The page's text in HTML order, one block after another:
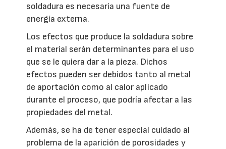
soldadura es necesaria una fuente de
energía externa.
Los efectos que produce la soldadura sobre
el material serán determinantes para el uso
que se le quiera dar a la pieza. Dichos
efectos pueden ser debidos tanto al metal
de aportación como al calor aplicado
durante el proceso, que podría afectar a las
propiedades del metal.
Además, se ha de tener especial cuidado al
problema de la aparición de porosidades y